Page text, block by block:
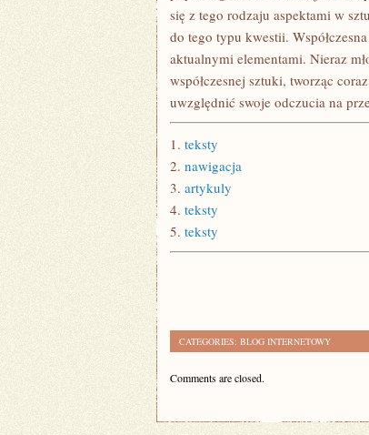
się z tego rodzaju aspektami w
do tego typu kwestii.
aktualnymi elementami. Nieraz
współczesnej sztuki, tworząc
uwzględnić swoje odczucia na
1. teksty
2. nawigacja
3. artykuly
4. teksty
5. teksty
CATEGORIES: BLOG INTERNETOWY
Comments are closed.